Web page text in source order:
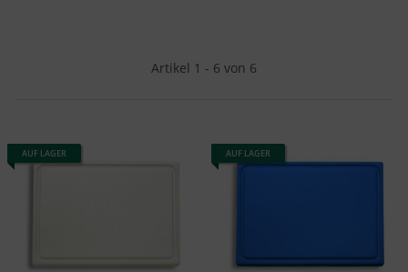
Artikel 1 - 6 von 6
AUF LAGER AUF LAGER